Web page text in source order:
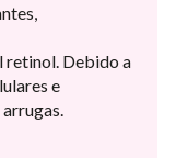
retinol. Debido a
e